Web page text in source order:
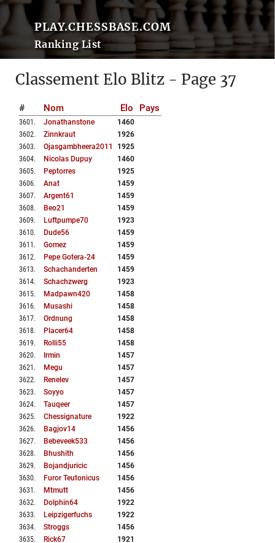
PLAY.CHESSBASE.COM
Ranking List
Classement Elo Blitz - Page 37
# Nom Elo Pays
3601 . Jonathanstone
1460
3602. Zinnkraut
1926
3603. Ojasgambheera2011
1925
3604. Nicolas Dupuy
1460
3605. Peptorres
1925
3606. Anat
1459
3607. Argent61
1459
3608. Beo21
1459
3609. Luftpumpe70
1923
3610. Dude56
1459
3611 . Gomez
1459
3612. Pepe Gotera-24
1459
3613. Schachanderten
1459
3614. Schachzwerg
1923
3615. Madpawn420
1458
3616. Musashi
1458
3617. Ordnung
1458
3618. Placer64
1458
3619. Rolli55
1458
3620. Irmin
1457
3621 . Megu
1457
3622. Renelev
1457
3623. Soyyo
1457
3624. Tauqeer
1457
3625. Chessignature
1922
3626. Bagjov14
1456
3627. Bebeveek533
1456
3628. Bhushith
1456
3629. Bojandjuricic
1456
3630. Furor Teutonicus
1456
3631 . Mtmutt
1456
3632. Dolphin64
1922
3633. Leipzigerfuchs
1922
3634. Stroggs
1456
3635. Rick67
1921